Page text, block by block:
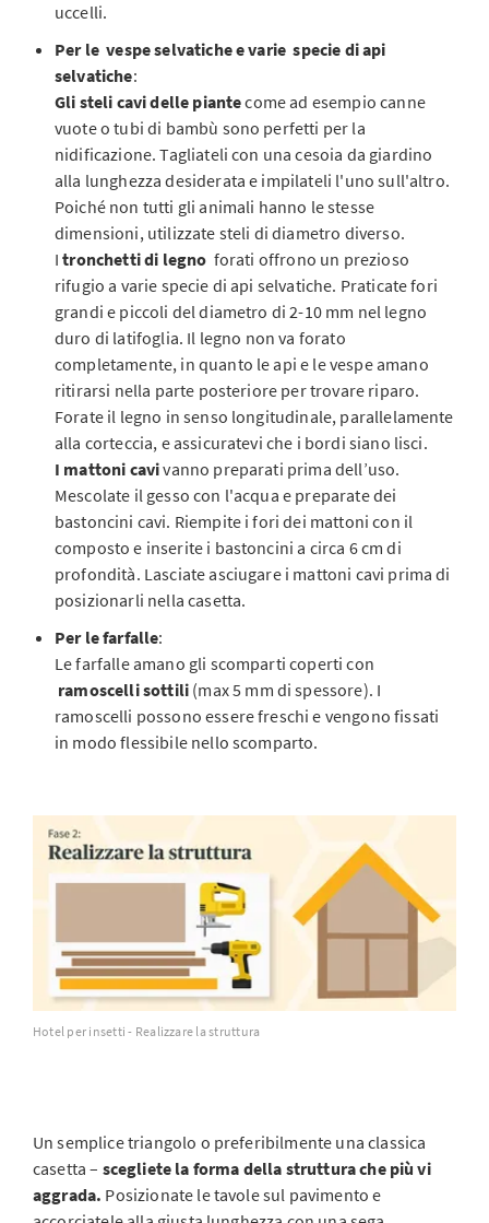
uccelli.
Per le vespe selvatiche e varie specie di api
selvatiche:
Gli steli cavi delle piantecome ad esempio canne
vuote o tubi di bambù sono perfetti per la
nidificazione. Tagliateli con una cesoia da giardino
alla lunghezza desiderata e impilateli l'uno sull'altro.
Poiché non tutti gli animali hanno le stesse
dimensioni, utilizzate steli di diametro diverso.
Itronchetti di legno forati offrono un prezioso
rifugio a varie specie di api selvatiche. Praticate fori
grandi e piccoli del diametro di 2-10 mm nel legno
duro di latifoglia. Il legno non va forato
completamente, in quanto le api e le vespe amano
ritirarsi nella parte posteriore per trovare riparo.
Forate il legno in senso longitudinale, parallelamente
alla corteccia, e assicuratevi che i bordi siano lisci.
I mattoni cavivanno preparati prima dell’uso.
Mescolate il gesso con l'acqua e preparate dei
bastoncini cavi. Riempite i fori dei mattoni con il
composto e inserite i bastoncini a circa 6 cm di
profondità. Lasciate asciugare i mattoni cavi prima di
posizionarli nella casetta.
Per le farfalle:
Le farfalle amano gli scomparti coperti con
ramoscelli sottili (max 5 mm di spessore). I
ramoscelli possono essere freschi e vengono fissati
in modo flessibile nello scomparto.
Hotel per insetti - Realizzare la struttura
Un semplice triangolo o preferibilmente una classica
casetta – scegliete la forma della struttura che più vi
aggrada. Posizionate le tavole sul pavimento e